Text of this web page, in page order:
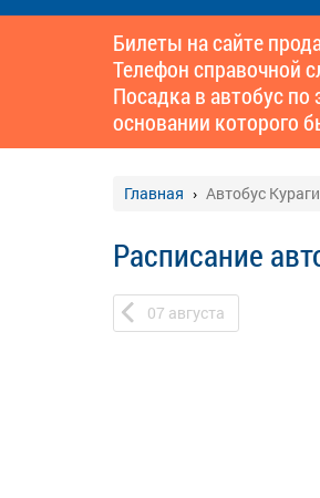
Билеты на сайте
Телефон справочной
Посадка в автобус
основании которого
Главная Автобус
Расписание
07 августа